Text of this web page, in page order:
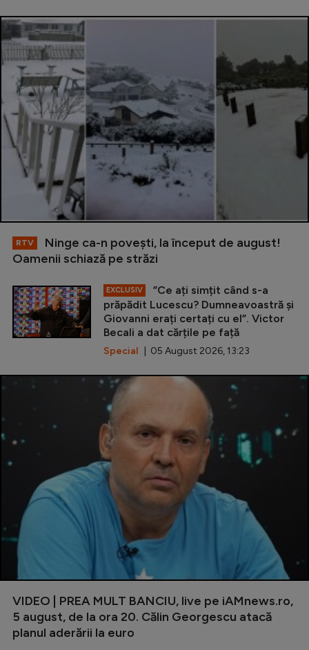
RTV
Ninge ca-n povești, la început de august!
Oamenii schiază pe străzi
EXCLUSIV
”Ce ați simțit când s-a
prăpădit Lucescu? Dumneavoastră și
Giovanni erați certați cu el”. Victor
Becali a dat cărțile pe față
Special | 05 August 2026, 13:23
VIDEO | PREA MULT BANCIU, live pe iAMnews.ro,
5 august, de la ora 20. Călin Georgescu atacă
planul aderării la euro